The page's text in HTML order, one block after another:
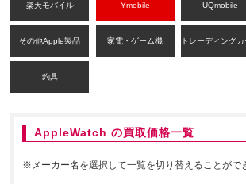
楽天モバイル Ymobile UQmobile
その他Apple製品 家電・ゲーム機 トレーディングカ
釣具
AppleWatch の買取価格一覧
※メーカー名を選択して一覧を切り替えることがで